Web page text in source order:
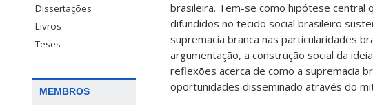
Dissertações
Livros
Teses
MEMBROS
brasileira. Tem-se como hipótese central
difundidos no tecido social brasileiro
supremacia branca nas particularidades
argumentação, a construção social da
reflexões acerca de como a supremacia
oportunidades disseminado através do